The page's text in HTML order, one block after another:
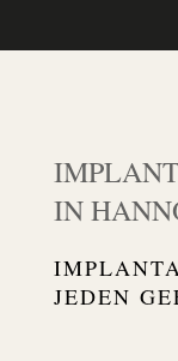
IN
JEDEN